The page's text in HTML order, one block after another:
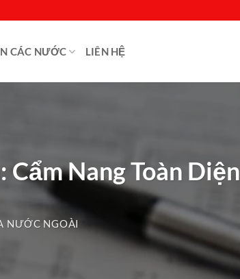
CÁC NƯỚC LIÊN HỆ
Nang Toàn Diện
NƯỚC NGOÀI